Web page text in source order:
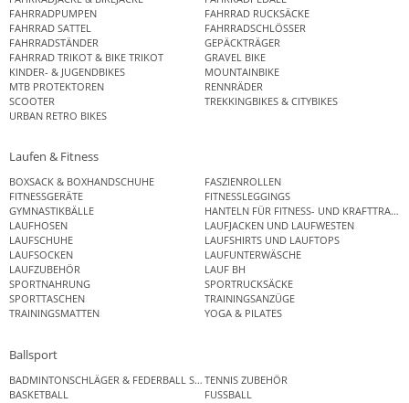
FAHRRADPUMPEN
FAHRRAD RUCKSÄCKE
FAHRRAD SATTEL
FAHRRADSCHLÖSSER
FAHRRADSTÄNDER
GEPÄCKTRÄGER
FAHRRAD TRIKOT & BIKE TRIKOT
GRAVEL BIKE
KINDER- & JUGENDBIKES
MOUNTAINBIKE
MTB PROTEKTOREN
RENNRÄDER
SCOOTER
TREKKINGBIKES & CITYBIKES
URBAN RETRO BIKES
Laufen & Fitness
BOXSACK & BOXHANDSCHUHE
FASZIENROLLEN
FITNESSGERÄTE
FITNESSLEGGINGS
GYMNASTIKBÄLLE
HANTELN FÜR FITNESS- UND
LAUFHOSEN
LAUFJACKEN UND LAUFWESTEN
LAUFSCHUHE
LAUFSHIRTS UND LAUFTOPS
LAUFSOCKEN
LAUFUNTERWÄSCHE
LAUFZUBEHÖR
LAUF BH
SPORTNAHRUNG
SPORTRUCKSÄCKE
SPORTTASCHEN
TRAININGSANZÜGE
TRAININGSMATTEN
YOGA & PILATES
Ballsport
BADMINTONSCHLÄGER & FEDERBALL SETSTENNIS ZUBEHÖR
BASKETBALL
FUSSBALL